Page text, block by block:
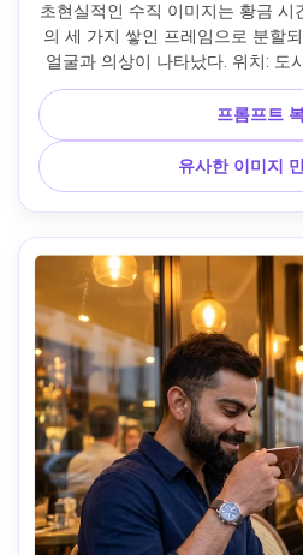
초현실적인 수직 이미지는 황금 시
의 세 가지 쌓인 프레임으로 분할
얼굴과 의상이 나타났다. 위치: 도
이라인, 따뜻한 석양 빛이 금빛 빛
츠, 맞춤형 바지, 금속 시계, 약간
스처. 상단 프레임-사색적인 뒷면
영, 난간 위에 손을 쥐고, 스카이라
트 부분적으로 금빛 빛을 조명한
일 빛은 긴밀한 측면 클로즈업, 얼
만들고, 부드러운 렌즈 플레어, 머
쪽 프레임-반사 기분: 중간 촬영은
아래로 바라보고, 냉정한 반사 기
산한다. 조명: 황금 시간 마법-따뜻
자연적인 태양 플레어, 긴 그림자,
사상, 하루 종일 반사, 인스타그램
안내: 인공 조명, 스튜디오 설정, 과
필터.
프롬프트
유사한 이미지